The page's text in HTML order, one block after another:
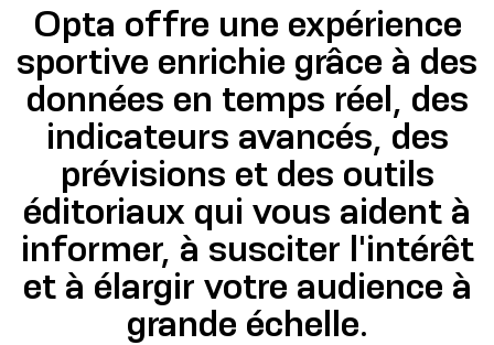
Opta offre une expérience
sportive enrichie grâce à des
données en temps réel, des
indicateurs avancés, des
prévisions et des outils
éditoriaux qui vous aident à
informer, à susciter l'intérêt
et à élargir votre audience à
grande échelle.